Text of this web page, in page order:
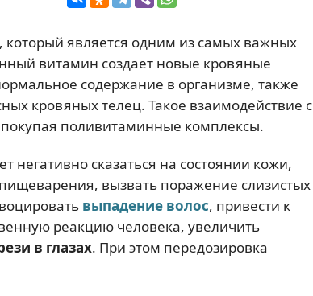
, который является одним из самых важных
витамин создает новые кровяные
содержание в организме, также
кровяных телец. Такое взаимодействие с
поливитаминные комплексы.
сказаться на состоянии кожи,
вызвать поражение слизистых
выпадение волос, привести к
реакцию человека, увеличить
в глазах. При этом передозировка